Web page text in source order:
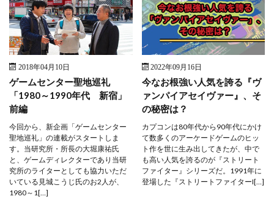
2018年04月10日
ゲームセンター聖地巡礼
「1980～1990年代 新宿」
前編
今回から、新企画「ゲームセンター
聖地巡礼」の連載がスタートしま
す。当研究所・所長の大堀康祐氏
と、ゲームディレクターであり当研
究所のライターとしても協力いただ
いている見城こうじ氏のお2人が、
1980～1[…]
2022年09月16日
今なお根強い人気を誇る『ヴ
ァンパイアセイヴァー』、そ
の秘密は？
カプコンは80年代から90年代にかけ
て数多くのアーケードゲームのヒッ
ト作を世に生み出してきたが、中で
も高い人気を誇るのが『ストリート
ファイター』シリーズだ。1991年に
登場した『ストリートファイターI[…]